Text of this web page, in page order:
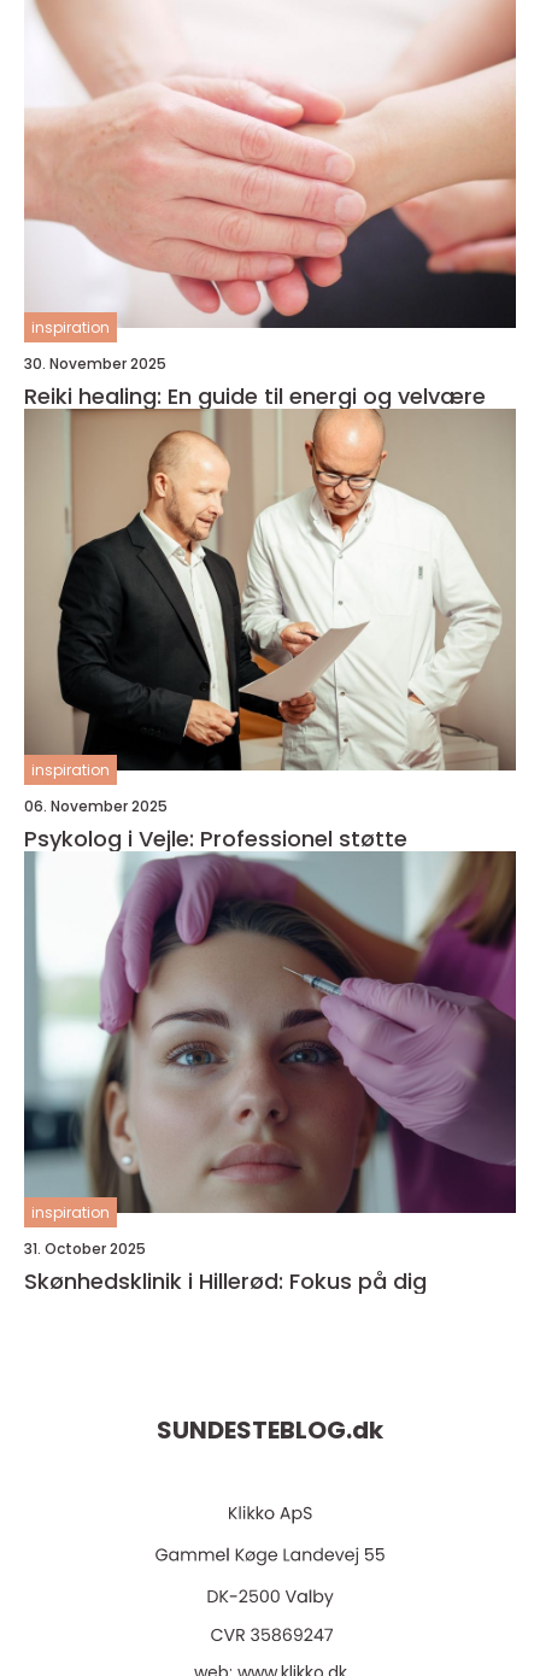
inspiration
30. November 2025
Reiki healing: En guide til energi og velvære
inspiration
06. November 2025
Psykolog i Vejle: Professionel støtte
inspiration
31. October 2025
Skønhedsklinik i Hillerød: Fokus på dig
SUNDESTEBLOG.dk